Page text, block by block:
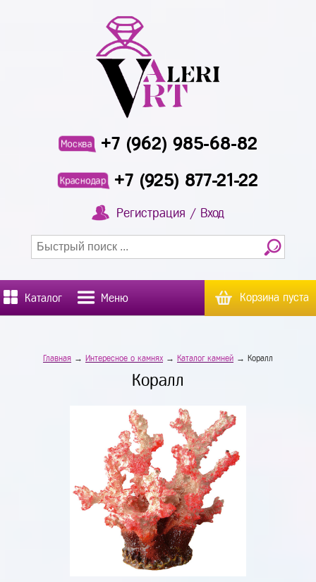
Москва +7 (962) 985-68-82
Краснодар +7 (925) 877-21-22
Регистрация / Вход
Каталог Меню Корзина пуста
Главная → Интересное о камнях → Каталог камней → Коралл
Коралл